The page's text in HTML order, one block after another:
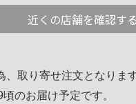
近くの店舗を確認する
、取り寄せ注文となります
のお届け予定です。